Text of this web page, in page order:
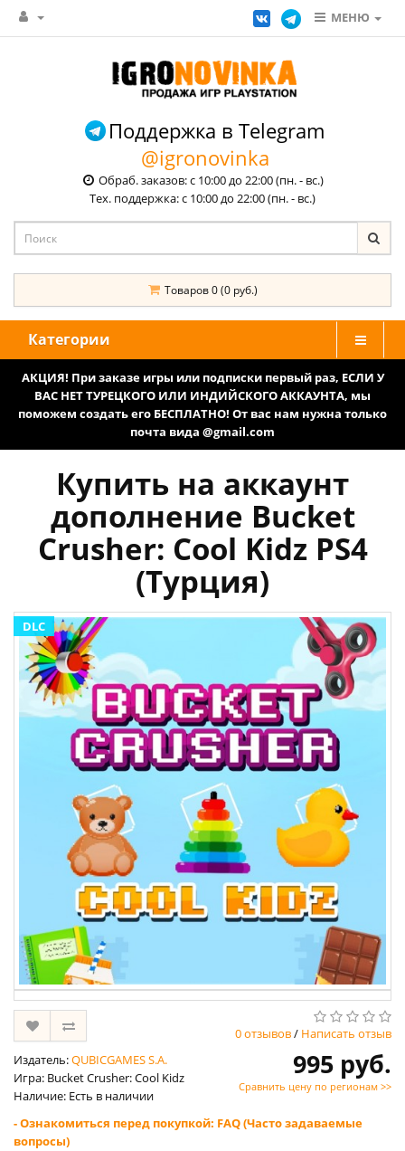
МЕНЮ
Поддержка в Telegram
@igronovinka
Обраб. заказов: с 10:00 до 22:00 (пн. - вс.)
Тех. поддержка: с 10:00 до 22:00 (пн. - вс.)
Товаров 0 (0 руб.)
Категории
АКЦИЯ! При заказе игры или подписки первый раз, ЕСЛИ У
ВАС НЕТ ТУРЕЦКОГО ИЛИ ИНДИЙСКОГО АККАУНТА, мы
поможем создать его БЕСПЛАТНО! От вас нам нужна только
почта вида @gmail.com
Купить на аккаунт
дополнение Bucket
Crusher: Cool Kidz PS4
(Турция)
DLC
0 отзывов/ Написать отзыв
Издатель:QUBICGAMES S.A.
Игра: Bucket Crusher: Cool Kidz
Наличие: Есть в наличии
995 руб.
Сравнить цену по регионам >>
- Ознакомиться перед покупкой: FAQ (Часто задаваемые
вопросы)